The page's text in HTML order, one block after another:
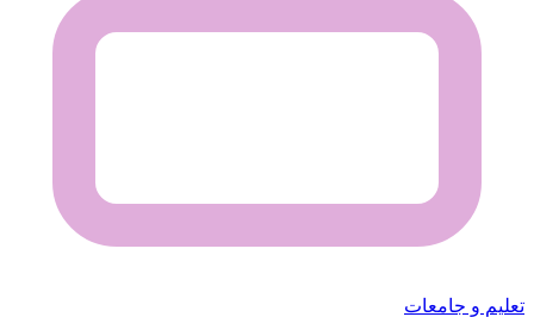
تعليم و جامعات